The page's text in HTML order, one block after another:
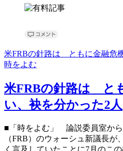
米FRBの針路は ともに金融危
時をよむ
米FRBの針路は と
い、袂を分かった2人
■「時をよむ」 論説委員室か
（FRB）のウォーシュ新議長が
く言及していたことに7月のこ